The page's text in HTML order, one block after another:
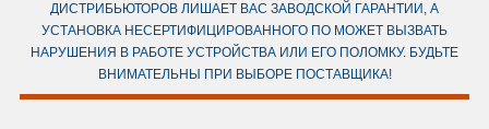
ДИСТРИБЬЮТОРОВ ЛИШАЕТ ВАС ЗАВОДСКОЙ ГАРАНТИИ, А
УСТАНОВКА НЕСЕРТИФИЦИРОВАННОГО ПО МОЖЕТ ВЫЗВАТЬ
НАРУШЕНИЯ В РАБОТЕ УСТРОЙСТВА ИЛИ ЕГО ПОЛОМКУ. БУДЬТЕ
ВНИМАТЕЛЬНЫ ПРИ ВЫБОРЕ ПОСТАВЩИКА!